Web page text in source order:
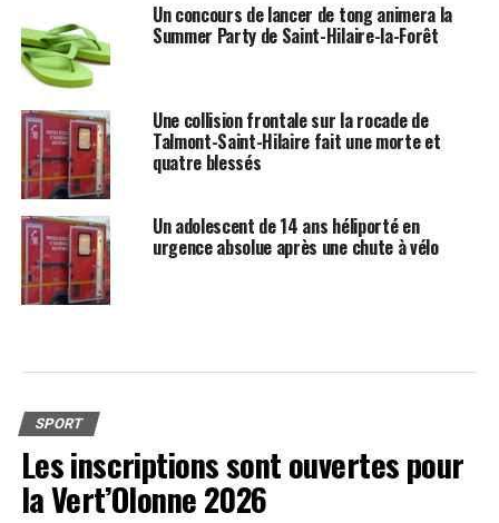
Un concours de lancer de tong animera la
Summer Party de Saint-Hilaire-la-Forêt
Une collision frontale sur la rocade de
Talmont-Saint-Hilaire fait une morte et
quatre blessés
Un adolescent de 14 ans héliporté en
urgence absolue après une chute à vélo
SPORT
Les inscriptions sont ouvertes pour
la Vert’Olonne 2026